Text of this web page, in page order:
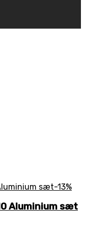
-13%
Aluminium sæt